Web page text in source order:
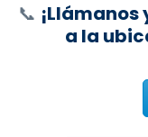
📞
a la